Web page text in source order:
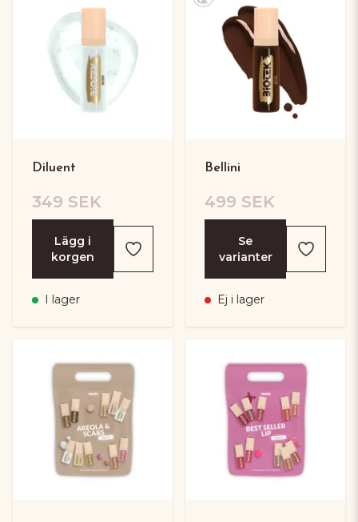
Diluent
349 SEK
Lägg i
korgen
I lager
Bellini
499 SEK
Se
varianter
Ej i lager